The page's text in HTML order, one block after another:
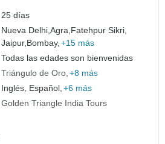
25 días
Nueva Delhi,Agra, Fatehpur Sikri,
Jaipur, Bombay, +15 más
Todas las edades son bienvenidas
Triángulo de Oro +8 más
Inglés, Español, +6 más
Golden Triangle India Tours